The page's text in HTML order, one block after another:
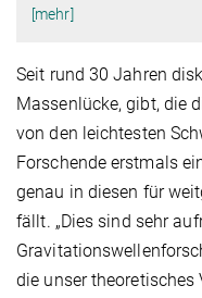
[mehr]
Seit rund 30 Jahren
Massenlücke, gibt, die
von den leichtesten
Forschende erstmals
genau in diesen für
fällt. „Dies sind sehr
die unser